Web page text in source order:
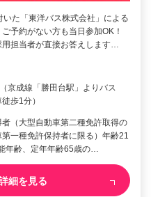
た「東洋バス株式会社」による
予約がない方も当日参加OK！
用担当者が直接お答えします…
京成線「勝田台駅」よりバス
歩1分）
（大型自動車第二種免許取得の
一種免許保持者に限る）年齢21
年齢、定年年齢65歳の…
細を見る